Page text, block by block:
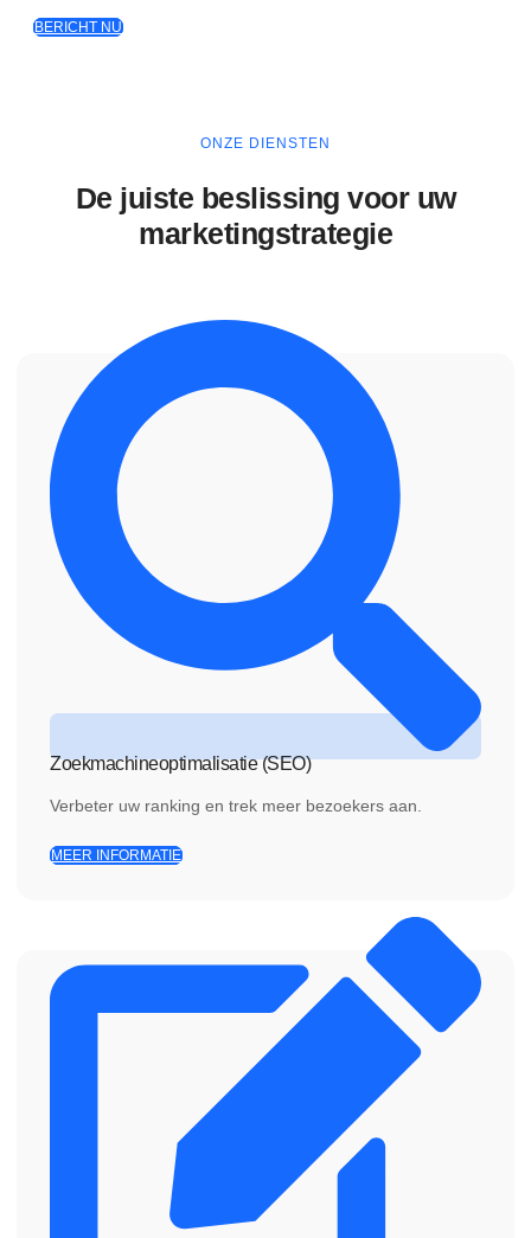
BERICHT NU
ONZE DIENSTEN
De juiste beslissing voor uw
marketingstrategie
Zoekmachineoptimalisatie (SEO)
Verbeter uw ranking en trek meer bezoekers aan.
MEER INFORMATIE